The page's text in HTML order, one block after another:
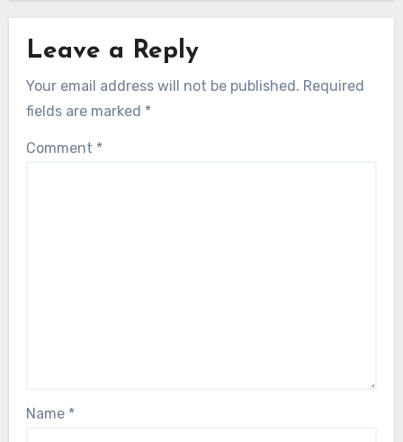
Leave a Reply
Your email address will not be published. Required
fields are marked *
Comment *
Name *